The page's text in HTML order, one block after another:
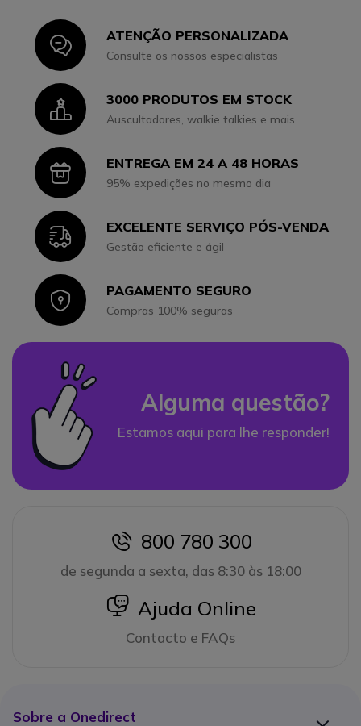
IconATENÇÃO PERSONALIZADA
Consulte os nossos especialistas
Icon3000 PRODUTOS EM STOCK
Auscultadores, walkie talkies e mais
IconENTREGA EM 24 A 48 HORAS
95% expedições no mesmo dia
IconEXCELENTE SERVIÇO PÓS-VENDA
Gestão eficiente e ágil
IconPAGAMENTO SEGURO
Compras 100% seguras
Alguma questão?
Estamos aqui para lhe responder!
icon
800 780 300
de segunda a sexta, das 8:30 às 18:00
icon
Ajuda Online
Contacto e FAQs
Sobre a Onedirect